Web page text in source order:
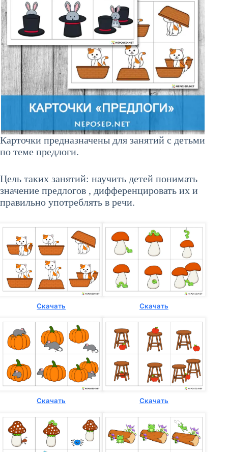
Карточки предназначены для занятий с детьми
по теме предлоги.
Цель таких занятий: научить детей понимать
значение предлогов , дифференцировать их и
правильно употреблять в речи.
Скачать Скачать
Скачать Скачать